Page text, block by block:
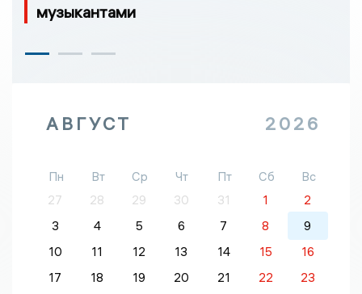
музыкантами
АВГУСТ 2026
Пн Вт Ср Чт Пт Сб
Вс
27
28 29 30 31 1
2
3
4 5 6 7 8
9
10
11 12 13 14 15
16
17
18 19 20 21 22
23